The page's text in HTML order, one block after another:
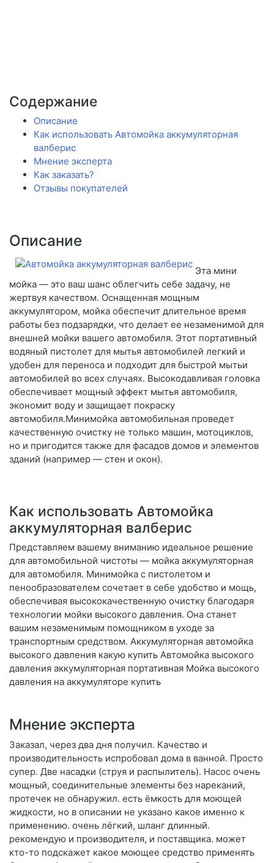
Содержание
Описание
Как использовать Автомойка аккумуляторная
валберис
Мнение эксперта
Как заказать?
Отзывы покупателей
Описание
Эта мини
мойка — это ваш шанс облегчить себе задачу, не
жертвуя качеством. Оснащенная мощным
аккумулятором, мойка обеспечит длительное время
работы без подзарядки, что делает ее незаменимой для
внешней мойки вашего автомобиля. Этот портативный
водяный пистолет для мытья автомобилей легкий и
удобен для переноса и подходит для быстрой мытьи
автомобилей во всех случаях. Высокодавливая головка
обеспечивает мощный эффект мытья автомобиля,
экономит воду и защищает покраску
автомобиля.Минимойка автомобильная проведет
качественную очистку не только машин, мотоциклов,
но и пригодится также для фасадов домов и элементов
зданий (например — стен и окон).
Как использовать Автомойка
аккумуляторная валберис
Представляем вашему вниманию идеальное решение
для автомобильной чистоты — мойка аккумуляторная
для автомобиля. Минимойка с пистолетом и
пенообразователем сочетает в себе удобство и мощь,
обеспечивая высококачественную очистку благодаря
технологии мойки высокого давления. Она станет
вашим незаменимым помощником в уходе за
транспортным средством. Аккумуляторная автомойка
высокого давления какую купить Автомойка высокого
давления аккумуляторная портативная Мойка высокого
давления на аккумуляторе купить
Мнение эксперта
Заказал, через два дня получил. Качество и
производительность испробовал дома в ванной. Просто
супер. Две насадки (струя и распылитель). Насос очень
мощный, соединительные элементы без нареканий,
протечек не обнаружил. есть ёмкость для моющей
жидкости, но в описании не указано какое именно к
применению. очень лёгкий, шланг длинный.
рекомендую и производителя, и поставщика. может
кто-то подскажет какое моющее средство применять